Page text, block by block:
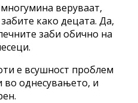
веруваат,
како децата. Да,
заби обично на
е всушност проблем
однесувањето, и